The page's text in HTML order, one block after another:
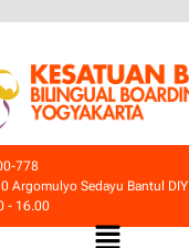
778
Argomulyo Sedayu Bantul DIY
- 16.00